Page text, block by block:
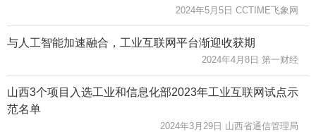
2024年5月5日 CCTIME飞象网
与人工智能加速融合，工业互联网平台渐迎收获期
2024年4月8日 第一财经
山西3个项目入选工业和信息化部2023年工业互联网试点示
范名单
2024年3月29日 山西省通信管理局